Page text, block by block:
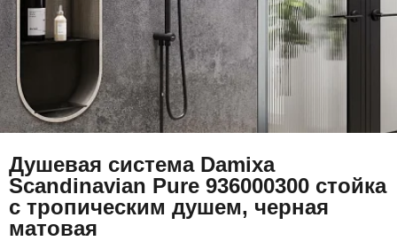
Душевая система Damixa
Scandinavian Pure 936000300 стойка
с тропическим душем, черная
матовая